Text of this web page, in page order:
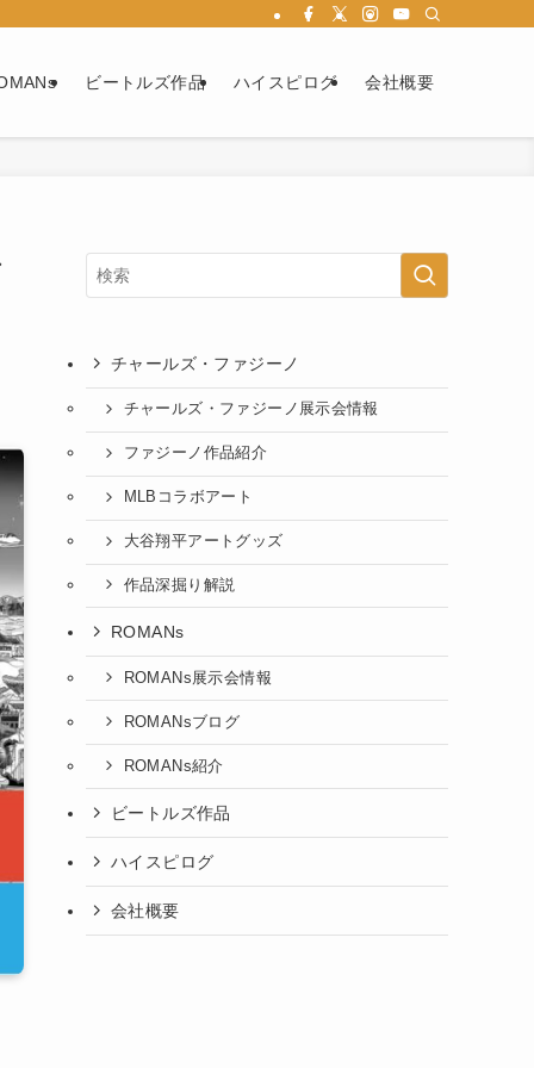
ビートルズ作品 ハイスピログ 会社概要
チャールズ・ファジーノ
チャールズ・ファジーノ展示会情報
ファジーノ作品紹介
MLBコラボアート
大谷翔平アートグッズ
作品深掘り解説
ROMANs
ROMANs展示会情報
ROMANsブログ
ROMANs紹介
ビートルズ作品
ハイスピログ
会社概要